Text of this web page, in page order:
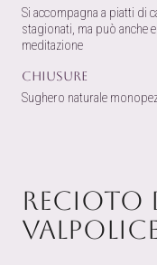
Si accompagna a piatti di
stagionati, ma può anche
meditazione
Chiusure
Sughero naturale
Recioto